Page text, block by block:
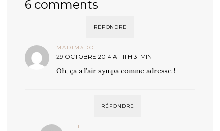
6 comments
RÉPONDRE
MADIMADO
29 OCTOBRE 2014 AT 11 H 31 MIN
Oh, ça a l’air sympa comme adresse !
RÉPONDRE
LILI